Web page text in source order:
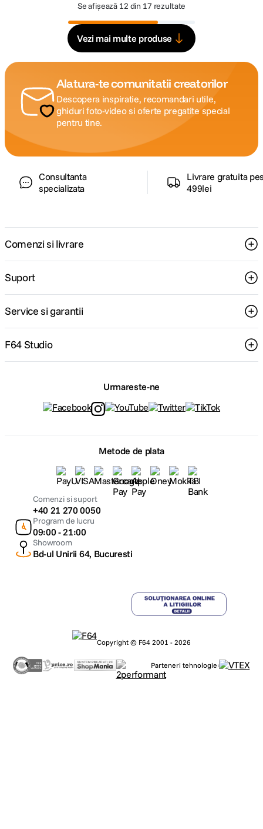
Se afișează 12 din 17 rezultate
Vezi mai multe produse
Alatura-te comunitatii creatorilor
Descopera inspiratie, recomandari utile,
ghiduri foto-video si oferte pregatite special
pentru tine.
Consultanta
specializata
Livrare gratuita
499lei
Comenzi si livrare
Suport
Service si garantii
F64 Studio
Urmareste-ne
Metode de plata
Comenzi si suport
+40 21 270 0050
Program de lucru
09:00 - 21:00
Showroom
Bd-ul Unirii 64, Bucuresti
Copyright © F64 2001 - 2026
Parteneri tehnologie: